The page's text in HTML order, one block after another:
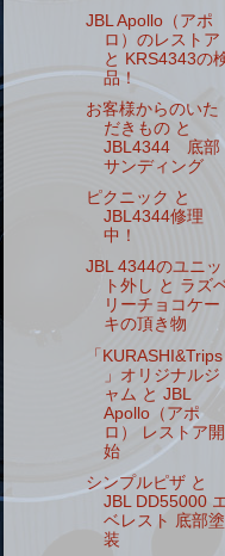
JBL Apollo（アポ
ロ）のレストア
と KRS4343の
品！
お客様からのいた
だきもの と
JBL4344 底部
サンディング
ピクニック と
JBL4344修理
中！
JBL 4344のユニッ
ト外し と ラズ
リーチョコケー
キの頂き物
「KURASHI&Trips
」オリジナルジ
ャム と JBL
Apollo（アポ
ロ） レストア開
始
シンプルピザ と
JBL DD55000
ベレスト 底部塗
装